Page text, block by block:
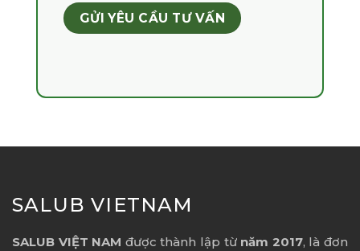
SALUB VIETNAM
SALUB VIỆT NAM được thành lập từ năm 2017, là đơn